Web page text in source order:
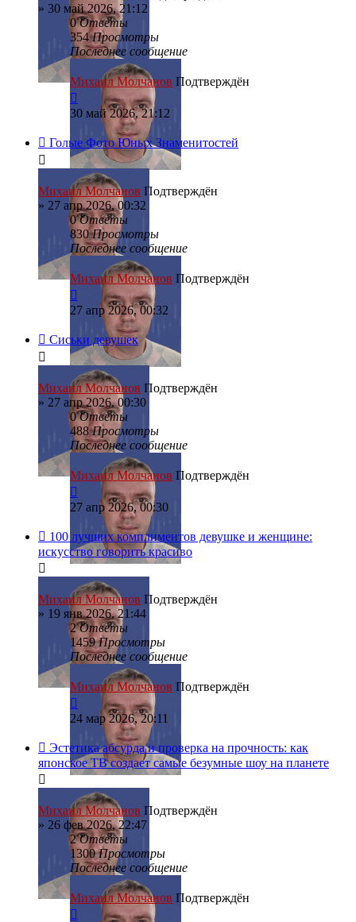
» 30 май 2026, 21:12
0Ответы
354Просмотры
Последнее сообщение
Михаил Молчанов Подтверждён
30 май 2026, 21:12
Голые Фото Юных Знаменитостей
Михаил Молчанов Подтверждён
» 27 апр 2026, 00:32
0Ответы
830Просмотры
Последнее сообщение
Михаил Молчанов Подтверждён
27 апр 2026, 00:32
Сиськи девушек
Михаил Молчанов Подтверждён
» 27 апр 2026, 00:30
0Ответы
488Просмотры
Последнее сообщение
Михаил Молчанов Подтверждён
27 апр 2026, 00:30
100 лучших комплиментов девушке и женщине:
искусство говорить красиво
Михаил Молчанов Подтверждён
» 19 янв 2026, 21:44
2Ответы
1459Просмотры
Последнее сообщение
Михаил Молчанов Подтверждён
24 мар 2026, 20:11
Эстетика абсурда и проверка на прочность: как
японское ТВ создает самые безумные шоу на планете
Михаил Молчанов Подтверждён
» 26 фев 2026, 22:47
2Ответы
1300Просмотры
Последнее сообщение
Михаил Молчанов Подтверждён